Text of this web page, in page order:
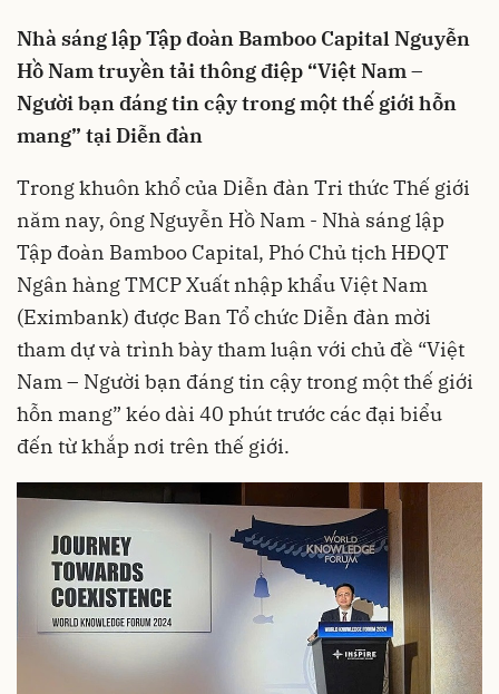
Nhà sáng lập Tập đoàn Bamboo Capital Nguyễn
Hồ Nam truyền tải thông điệp “Việt Nam –
Người bạn đáng tin cậy trong một thế giới hỗn
mang” tại Diễn đàn
Trong khuôn khổ của Diễn đàn Tri thức Thế giới
năm nay, ông Nguyễn Hồ Nam - Nhà sáng lập
Tập đoàn Bamboo Capital, Phó Chủ tịch HĐQT
Ngân hàng TMCP Xuất nhập khẩu Việt Nam
(Eximbank) được Ban Tổ chức Diễn đàn mời
tham dự và trình bày tham luận với chủ đề “Việt
Nam – Người bạn đáng tin cậy trong một thế giới
hỗn mang” kéo dài 40 phút trước các đại biểu
đến từ khắp nơi trên thế giới.